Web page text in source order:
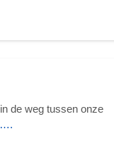
de weg tussen onze
….